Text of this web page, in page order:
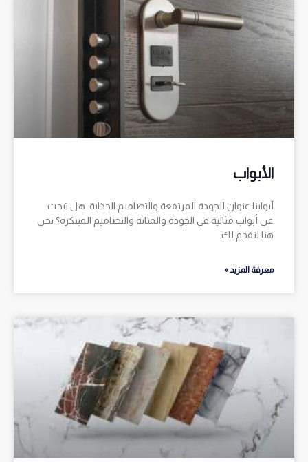
الأبواب
أبوابنا عنوان للجودة المرتفعة والتصاميم الجذابة هل تبحث
عن أبواب مثالية في الجودة والمتانة والتصاميم المبتكرة؟ نحن
هنا لنقدم لك
معرفة المزيد »